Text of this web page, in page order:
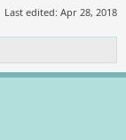
Last edited: Apr 28, 2018